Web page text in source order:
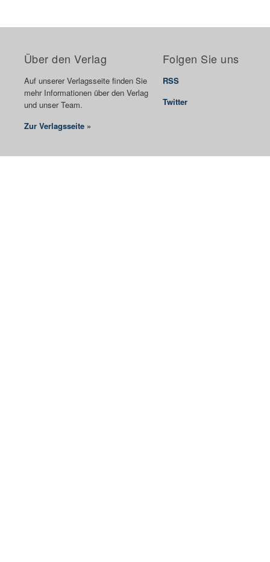
Über den Verlag
Auf unserer Verlagsseite finden Sie
mehr Informationen über den Verlag
und unser Team.
Zur Verlagsseite »
Folgen Sie uns
RSS
Twitter